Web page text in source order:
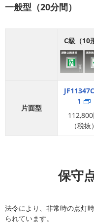
一般型（20分間）
C級（10
片面型
1
（税抜）
保守
法令により、非常時の点灯
られています。